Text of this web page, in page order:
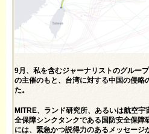
9月、私を含むジャーナリストのグルー
の主催のもと、台湾に対する中国の侵略
た。
MITRE、ランド研究所、あるいは航空
全保障シンクタンクである国防安全保障
には、緊急かつ説得力のあるメッセージ